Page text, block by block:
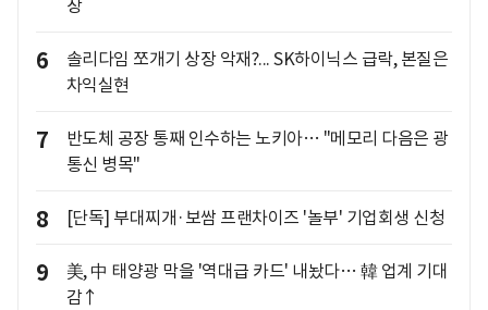
장
6
솔리다임 쪼개기 상장 악재?... SK하이닉스 급락, 본질은
차익실현
7
반도체 공장 통째 인수하는 노키아… "메모리 다음은 광
통신 병목"
8 [단독] 부대찌개·보쌈 프랜차이즈 '놀부' 기업회생 신청
9
美, 中 태양광 막을 '역대급 카드' 내놨다… 韓 업계 기대
감↑